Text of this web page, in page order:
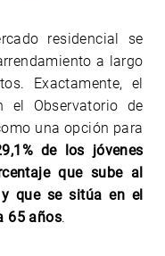
residencial se
a largo
Exactamente, el
el Observatorio de
una opción para
de los jóvenes
que sube al
que se sitúa en el
65 años.